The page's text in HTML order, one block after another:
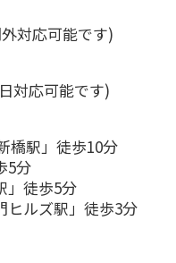
対応可能です)
対応可能です)
橋駅」徒歩10分
5分
」徒歩5分
ヒルズ駅」徒歩3分